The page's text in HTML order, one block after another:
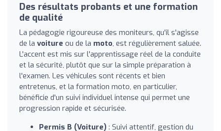
Des résultats probants et une formation
de qualité
La pédagogie rigoureuse des moniteurs, qu'il s'agisse
de la voiture ou de la moto, est régulièrement saluée.
L'accent est mis sur l'apprentissage réel de la conduite
et la sécurité, plutôt que sur la simple préparation à
l'examen. Les véhicules sont récents et bien
entretenus, et la formation moto, en particulier,
bénéficie d'un suivi individuel intense qui permet une
progression rapide et sécurisée.
Permis B (Voiture) : Suivi attentif, gestion du